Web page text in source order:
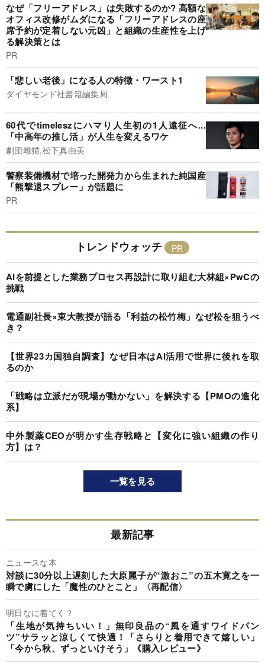
なぜ「フリーアドレス」は失敗するのか? 高額な
オフィス改修がムダになる「フリーアドレスの座
席予約が定着しない元凶」と組織の生産性を上げ
る解決策とは
PR
「悲しい老後」になる人の特徴・ワースト1
ダイヤモンド社書籍編集局
60代でtimeleszにハマり人生初の1人遠征へ...
「中高年の推し活」が人生を変えるワケ
劇団雌猫,松下真由美
警察装備機材で培った開発力から生まれた純国産
「熊撃退スプレー」が話題に
PR
トレンドウォッチ
AIを前提とした業務プロセス再設計に取り組む大林組×PwCの
挑戦
電通副社長×東大教授が語る「利益の松竹梅」なぜ松を狙うべ
き？
【世界23カ国独自調査】なぜ日本はAI活用で世界に後れを取
るのか
「戦略は立派だが現場が動かない」を解決する【PMOの進化
系】
中外製薬CEOが明かす生存戦略と【変化に強い組織の作り
方】は？
一覧を見る
最新記事
ニュースな本
対談に30分以上遅刻した大原麗子が“激おこ”の五木寛之を一
瞬で虜にした「魔性のひとこと」〈再配信〉
明日なに着てく？
「生地が気持ちいい！」無印良品の“風を通すワイドパン
ツ”サラッと涼しくて快適！「さらりと着用できて嬉しい」
「今から秋、ずっといけそう」《購入レビュー》